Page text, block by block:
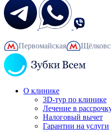
Первомайская
О клинике
3D-тур по клинике
Лечение в
Налоговый вычет
Гарантии на услуги